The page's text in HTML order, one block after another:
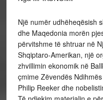
Një numër udhëheqësish
dhe Maqedonia morën
përvitshme të shtruar në
Shqiptaro-Amerikan, një
zhvillimin ekonomik në
çmime Zëvendës
Philip Reeker dhe